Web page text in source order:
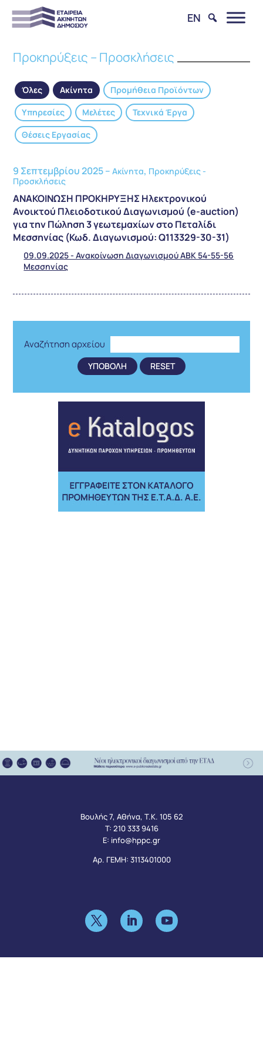
EN
Προκηρύξεις – Προσκλήσεις
Όλες Ακίνητα
Προμήθεια Προϊόντων
Υπηρεσίες
Μελέτες
Τεχνικά Έργα
Θέσεις Εργασίας
9 Σεπτεμβρίου 2025 –Ακίνητα, Προκηρύξεις -
Προσκλήσεις
ΑΝΑΚΟΙΝΩΣΗ ΠΡΟΚΗΡΥΞΗΣ Ηλεκτρονικού
Ανοικτού Πλειοδοτικού Διαγωνισμού (e-auction)
για την Πώληση 3 γεωτεμαχίων στο Πεταλίδι
Μεσσηνίας (Κωδ. Διαγωνισμού: Q113329-30-31)
09.09.2025 - Ανακοίνωση Διαγωνισμού ABK 54-55-56
Μεσσηνίας
Αναζήτηση αρχείου
Βουλής 7, Αθήνα, Τ.Κ. 105 62
Τ: 210 333 9416
Ε: info@hppc.gr
Αρ. ΓΕΜΗ: 3113401000